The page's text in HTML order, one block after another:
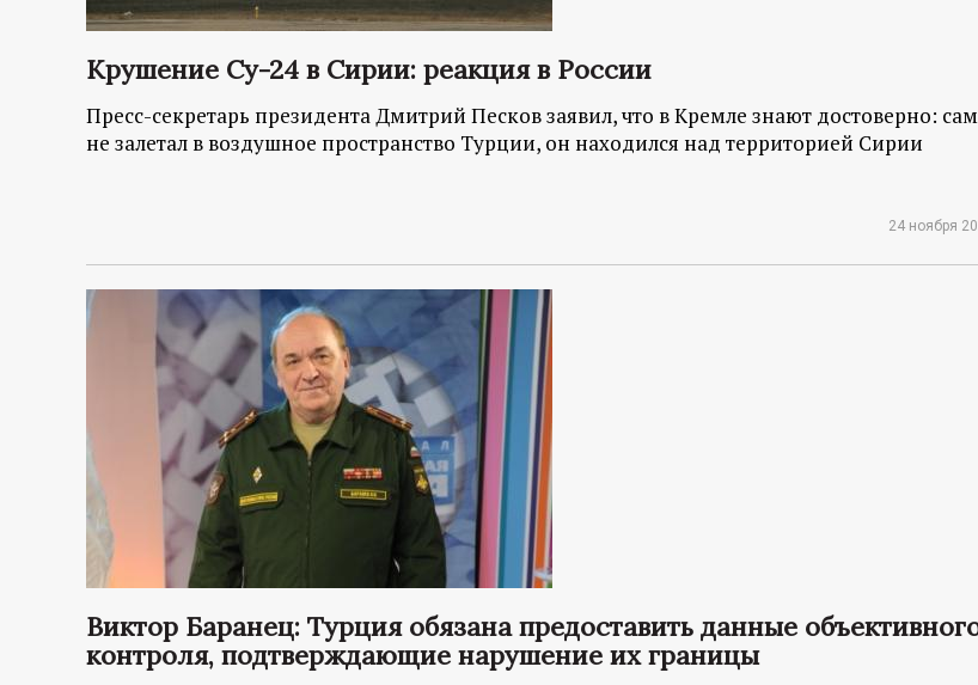
Крушение Су-24 в Сирии: реакция в России
Пресс-секретарь президента Дмитрий Песков заявил, что в Кремле знают достоверно:
не залетал в воздушное пространство Турции, он находился над территорией Сирии
24 ноября
Виктор Баранец: Турция обязана предоставить данные
контроля, подтверждающие нарушение их границы